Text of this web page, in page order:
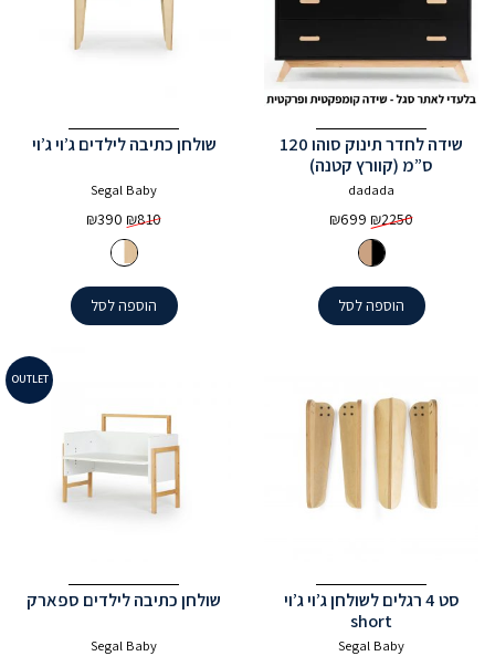
שידה לחדר תינוק סוהו 120
ס”מ (קוורץ קטנה)
dadada
₪2250
המחיר
המקורי
היה:
₪2250.
₪699
₪699.
הוספה לסל
שולחן כתיבה לילדים ג’וי ג’וי
Segal Baby
₪810
המחיר
המקורי
היה:
₪810.
₪390
₪390.
הוספה לסל
סט 4 רגלים לשולחן ג’וי ג’וי
short
Segal Baby
OUTLET
שולחן כתיבה לילדים ספארק
Segal Baby